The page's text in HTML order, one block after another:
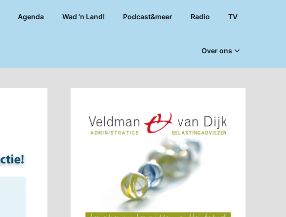
Agenda Wad ’n Land! Podcast&meer Radio TV
Over ons